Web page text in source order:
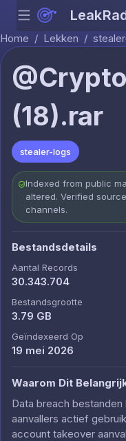
Menu
Home / Lekken /
(18).rar
stealer-logs
Indexed from public
altered. Verified
channels.
Bestandsdetails
Aantal Records
30.343.704
Bestandsgrootte
3.79 GB
Geïndexeerd Op
19 mei 2026
Waarom Dit
Data breach
aanvallers actief
account takeover